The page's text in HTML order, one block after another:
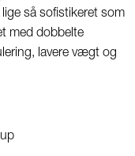
så sofistikeret som
med dobbelte
lavere vægt og